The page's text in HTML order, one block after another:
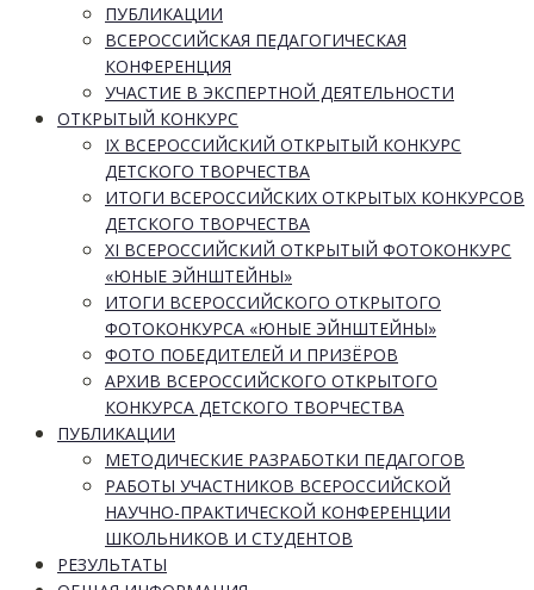
ПУБЛИКАЦИИ
ВСЕРОССИЙСКАЯ ПЕДАГОГИЧЕСКАЯ
КОНФЕРЕНЦИЯ
УЧАСТИЕ В ЭКСПЕРТНОЙ ДЕЯТЕЛЬНОСТИ
ОТКРЫТЫЙ КОНКУРС
IX ВСЕРОССИЙСКИЙ ОТКРЫТЫЙ КОНКУРС
ДЕТСКОГО ТВОРЧЕСТВА
ИТОГИ ВСЕРОССИЙСКИХ ОТКРЫТЫХ КОНКУРСОВ
ДЕТСКОГО ТВОРЧЕСТВА
XI ВСЕРОССИЙСКИЙ ОТКРЫТЫЙ ФОТОКОНКУРС
«ЮНЫЕ ЭЙНШТЕЙНЫ»
ИТОГИ ВСЕРОССИЙСКОГО ОТКРЫТОГО
ФОТОКОНКУРСА «ЮНЫЕ ЭЙНШТЕЙНЫ»
ФОТО ПОБЕДИТЕЛЕЙ И ПРИЗЁРОВ
АРХИВ ВСЕРОССИЙСКОГО ОТКРЫТОГО
КОНКУРСА ДЕТСКОГО ТВОРЧЕСТВА
ПУБЛИКАЦИИ
МЕТОДИЧЕСКИЕ РАЗРАБОТКИ ПЕДАГОГОВ
РАБОТЫ УЧАСТНИКОВ ВСЕРОССИЙСКОЙ
НАУЧНО-ПРАКТИЧЕСКОЙ КОНФЕРЕНЦИИ
ШКОЛЬНИКОВ И СТУДЕНТОВ
РЕЗУЛЬТАТЫ